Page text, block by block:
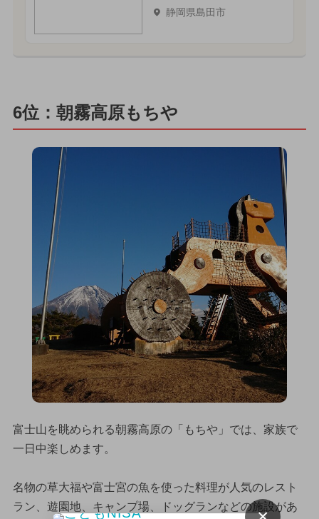
静岡県島田市
6位：朝霧高原もちや
富士山を眺められる朝霧高原の「もちや」では、家族で
一日中楽しめます。
名物の草大福や富士宮の魚を使った料理が人気のレスト
ラン、遊園地、キャンプ場、ドッグランなどの施設があ